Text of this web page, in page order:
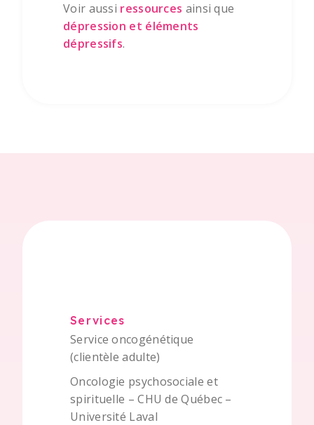
Voir aussi ressources ainsi que
dépression et éléments
dépressifs.
Services
Service oncogénétique
(clientèle adulte)
Oncologie psychosociale et
spirituelle – CHU de Québec –
Université Laval